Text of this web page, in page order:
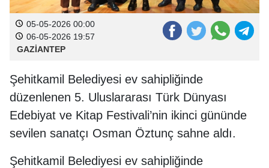
05-05-2026 00:00
06-05-2026 19:57
GAZİANTEP
Şehitkamil Belediyesi ev sahipliğinde
düzenlenen 5. Uluslararası Türk Dünyası
Edebiyat ve Kitap Festivali’nin ikinci gününde
sevilen sanatçı Osman Öztunç sahne aldı.
Şehitkamil Belediyesi ev sahipliğinde